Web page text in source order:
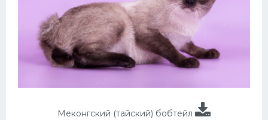
Меконгский (тайский) бобтейл